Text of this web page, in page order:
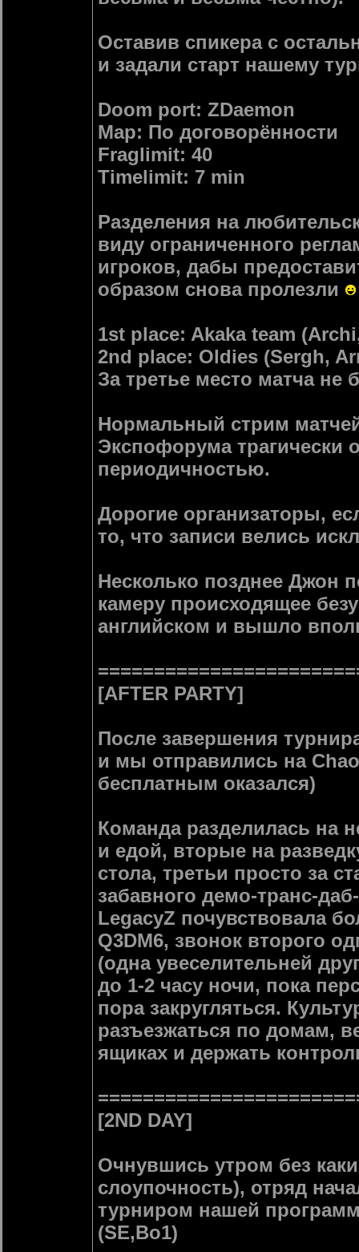
Оставив спикера с
и задали старт нашему
Doom port: ZDaemon
Map: По договорённости
Fraglimit: 40
Timelimit: 7 min
Разделения на
виду ограниченного
игроков, дабы
образом снова пролезли
1st place: Akaka team
2nd place: Oldies (Sergh,
За третье место матча не
Нормальный стрим матчей
Экспофорума трагически
периодичностью.
Дорогие организаторы,
то, что записи велись
Несколько позднее Джон
камеру происходящее
английском и вышло
[AFTER PARTY]
После завершения
и мы отправились на
бесплатным оказался)
Команда разделилась на
и едой, вторые на
стола, третьи просто за
забавного демо-транс-
LegacyZ почувствовала
Q3DM6, звонок второго
(одна увеселительней
до 1-2 часу ночи, пока
пора закругляться.
разъезжаться по домам,
ящиках и держать
[2ND DAY]
Очнувшись утром без
слоупочность), отряд
турниром нашей
(SE,Bo1)